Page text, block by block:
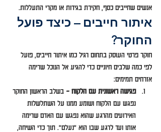
אנשים שחייבים כסף, חקירת בגידות או מקרי התעללות.
איתור חייבים – כיצד פועל
החוקר?
חוקר פרטי העוסק בתחום רגיל כמו איתור חייבים, פועל
לפי כמה שלבים חיוניים כדי להגיע אל הנוכל שרימה
אזרחים תמימים:
פגישה ראשונית עם הלקוח – בשלב הראשון החוקר
נפגש עם הלקוח ושומע ממנו על השתלשלות
האירועים מהרגע שהוא נפגש עם האדם שרימה
אותו ועד לרגע שבו הוא "נעלם". תוך כדי השיחה,